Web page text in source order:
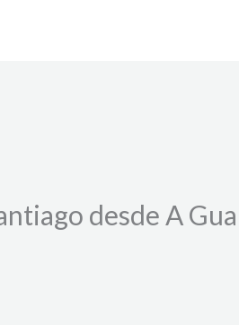
desde A